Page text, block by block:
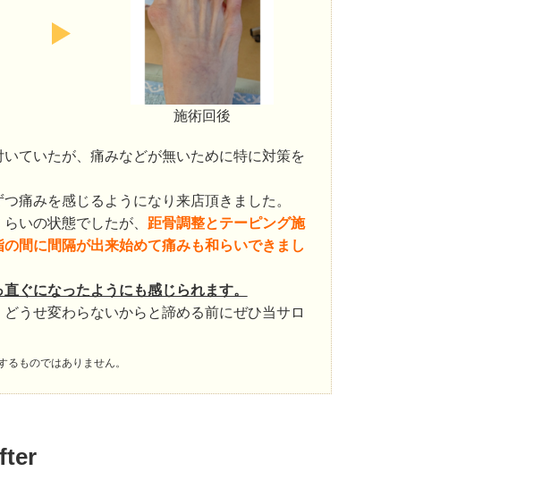
施術回後
ていたが、痛みなどが無いために特に対策を
痛みを感じるようになり来店頂きました。
いの状態でしたが、 距骨調整とテーピング施
間に間隔が出来始めて痛みも和らいできまし
ぐになったようにも感じられます。
うせ変わらないからと諦める前にぜひ当サロ
ものではありません。